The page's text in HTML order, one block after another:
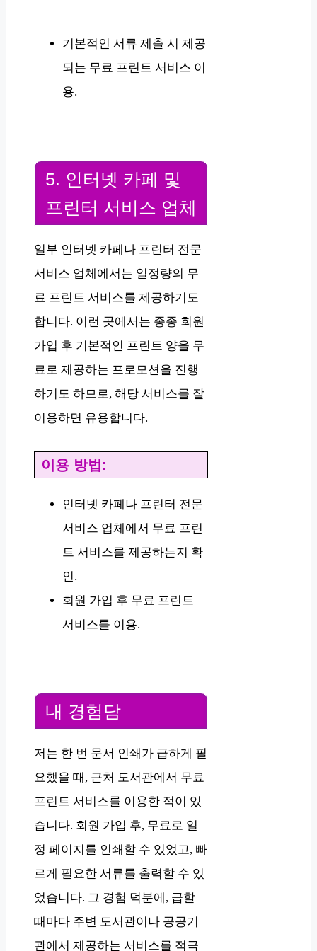
기본적인 서류 제출 시 제공
되는 무료 프린트 서비스 이
용.
5. 인터넷 카페 및
프린터 서비스 업체
일부 인터넷 카페나 프린터 전문
서비스 업체에서는 일정량의 무
료 프린트 서비스를 제공하기도
합니다. 이런 곳에서는 종종 회원
가입 후 기본적인 프린트 양을 무
료로 제공하는 프로모션을 진행
하기도 하므로, 해당 서비스를 잘
이용하면 유용합니다.
이용 방법:
인터넷 카페나 프린터 전문
서비스 업체에서 무료 프린
트 서비스를 제공하는지 확
인.
회원 가입 후 무료 프린트
서비스를 이용.
내 경험담
저는 한 번 문서 인쇄가 급하게 필
요했을 때, 근처 도서관에서 무료
프린트 서비스를 이용한 적이 있
습니다. 회원 가입 후, 무료로 일
정 페이지를 인쇄할 수 있었고, 빠
르게 필요한 서류를 출력할 수 있
었습니다. 그 경험 덕분에, 급할
때마다 주변 도서관이나 공공기
관에서 제공하는 서비스를 적극